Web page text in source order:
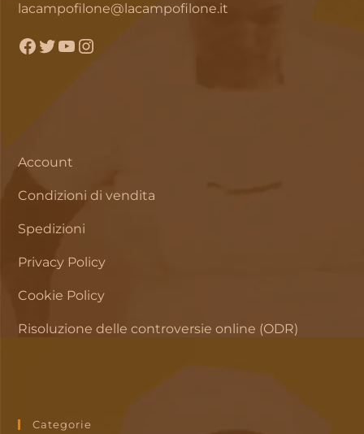
lacampofilone@lacampofilone.it
Facebook
TwitterYouTubeInstagram
Account
Condizioni di vendita
Spedizioni
Privacy Policy
Cookie Policy
Risoluzione delle controversie online (ODR)
Categorie